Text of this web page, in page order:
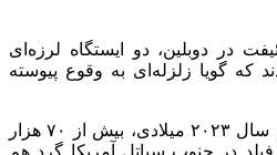
در دوبلین، دو ایستگاه لرزه‌ای
که گویا زلزله‌ای به وقوع پیوسته
در شبی صاف و زیبا در ژوئن سال ۲۰۲۳ میلادی، بیش از ۷۰ هزار
در جنوب سیاتل آمریکا گرد هم